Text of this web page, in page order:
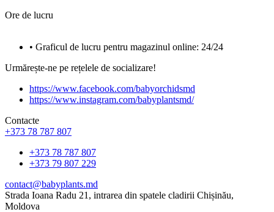
Ore de lucru
• Graficul de lucru pentru magazinul online: 24/24
Urmărește-ne pe rețelele de socializare!
https://www.facebook.com/babyorchidsmd
https://www.instagram.com/babyplantsmd/
Contacte
+373 78 787 807
+373 78 787 807
+373 79 807 229
contact@babyplants.md
Strada Ioana Radu 21, intrarea din spatele cladirii Chișinău,
Moldova